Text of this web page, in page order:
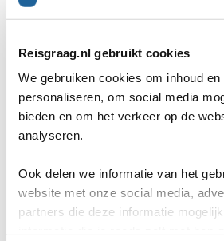
Reisgraag.nl gebruikt cookies
We gebruiken cookies om inhoud
personaliseren, om social media
bieden en om het verkeer op de
analyseren.
Ook delen we informatie van het
website met onze social media,
partners die deze informatie
Nordrhein-Westfalen. De
gebouwd. Zowel de
kunstenaarsvereniging vinden er
kunsthal beschikt niet over een
maar was van de aanvang af een
Königsallee (Düsseldorf)